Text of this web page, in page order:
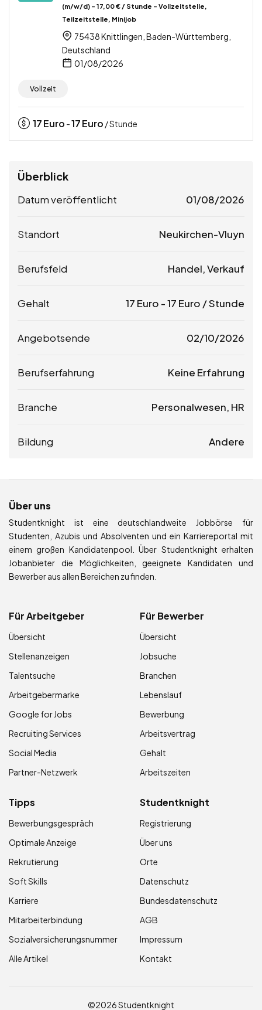
(m/w/d) – 17,00 € / Stunde – Vollzeitstelle,
Teilzeitstelle, Minijob
75438 Knittlingen, Baden-Württemberg,
Deutschland
01/08/2026
Vollzeit
17Euro -17Euro / Stunde
Überblick
Datum veröffentlicht 01/08/2026
Standort Neukirchen-Vluyn
Berufsfeld Handel, Verkauf
Gehalt 17 Euro -17 Euro / Stunde
Angebotsende 02/10/2026
Berufserfahrung Keine Erfahrung
Branche Personalwesen, HR
Bildung Andere
Über uns
Studentknight ist eine deutschlandweite Jobbörse für
Studenten, Azubis und Absolventen und ein Karriereportal mit
einem großen Kandidatenpool. Über Studentknight erhalten
Jobanbieter die Möglichkeiten, geeignete Kandidaten und
Bewerber aus allen Bereichen zu finden.
Für Arbeitgeber
Übersicht
Stellenanzeigen
Talentsuche
Arbeitgebermarke
Google for Jobs
Recruiting Services
Social Media
Partner-Netzwerk
Für Bewerber
Übersicht
Jobsuche
Branchen
Lebenslauf
Bewerbung
Arbeitsvertrag
Gehalt
Arbeitszeiten
Tipps
Bewerbungsgespräch
Optimale Anzeige
Rekrutierung
Soft Skills
Karriere
Mitarbeiterbindung
Sozialversicherungsnummer
Alle Artikel
Studentknight
Registrierung
Über uns
Orte
Datenschutz
Bundesdatenschutz
AGB
Impressum
Kontakt
©2026 Studentknight